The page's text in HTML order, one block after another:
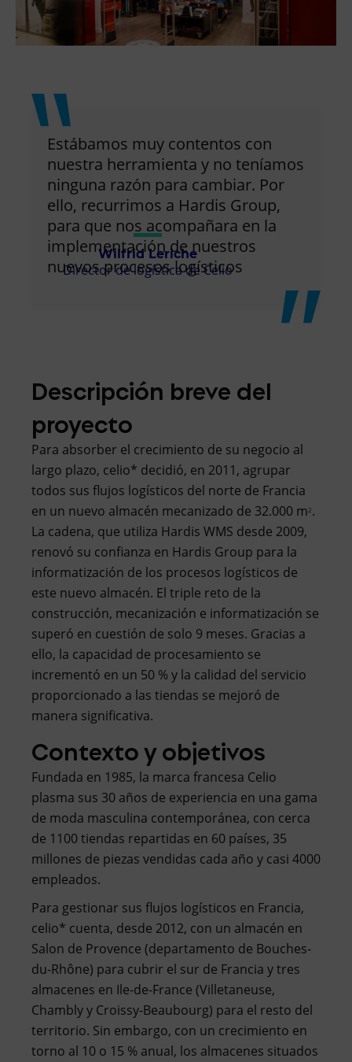
Estábamos muy contentos con
nuestra herramienta y no teníamos
ninguna razón para cambiar. Por
ello, recurrimos a Hardis Group,
para que nos acompañara en la
implementación de nuestros
nuevos procesos logísticos
Wilfrid Leriche
Director de logística de Celio
Descripción breve del
proyecto
Para absorber el crecimiento de su negocio al
largo plazo, celio* decidió, en 2011, agrupar
todos sus flujos logísticos del norte de Francia
en un nuevo almacén mecanizado de 32.000 m2.
La cadena, que utiliza Hardis WMS desde 2009,
renovó su confianza en Hardis Group para la
informatización de los procesos logísticos de
este nuevo almacén. El triple reto de la
construcción, mecanización e informatización se
superó en cuestión de solo 9 meses. Gracias a
ello, la capacidad de procesamiento se
incrementó en un 50 % y la calidad del servicio
proporcionado a las tiendas se mejoró de
manera significativa.
Contexto y objetivos
Fundada en 1985, la marca francesa Celio
plasma sus 30 años de experiencia en una gama
de moda masculina contemporánea, con cerca
de 1100 tiendas repartidas en 60 países, 35
millones de piezas vendidas cada año y casi 4000
empleados.
Para gestionar sus flujos logísticos en Francia,
celio* cuenta, desde 2012, con un almacén en
Salon de Provence (departamento de Bouches-
du-Rhône) para cubrir el sur de Francia y tres
almacenes en Ile-de-France (Villetaneuse,
Chambly y Croissy-Beaubourg) para el resto del
territorio. Sin embargo, con un crecimiento en
torno al 10 o 15 % anual, los almacenes situados